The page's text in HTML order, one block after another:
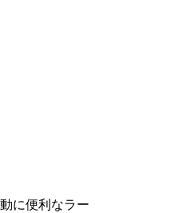
に便利なラー